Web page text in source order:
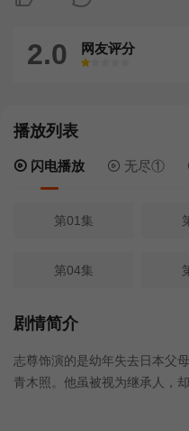
2.0 网友评分
很差
较差还行推荐
力荐
播放列表
闪电播放 无尽①
第01集
第04集
第07集
第10集
剧情简介
志尊饰演的是幼年失去日本父
青木照。他虽被视为继承人，
门，时隔23年重返日本。在那